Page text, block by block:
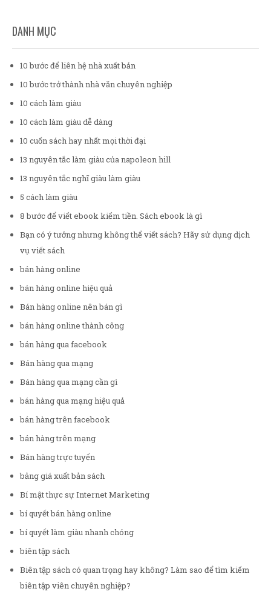
DANH MỤC
10 bước để liên hệ nhà xuất bản
10 bước trở thành nhà văn chuyên nghiệp
10 cách làm giàu
10 cách làm giàu dễ dàng
10 cuốn sách hay nhất mọi thời đại
13 nguyên tắc làm giàu của napoleon hill
13 nguyên tắc nghĩ giàu làm giàu
5 cách làm giàu
8 bước để viết ebook kiếm tiền. Sách ebook là gì
Bạn có ý tưởng nhưng không thể viết sách? Hãy sử dụng dịch
vụ viết sách
bán hàng online
bán hàng online hiệu quả
Bán hàng online nên bán gì
bán hàng online thành công
bán hàng qua facebook
Bán hàng qua mạng
Bán hàng qua mạng cần gì
bán hàng qua mạng hiệu quả
bán hàng trên facebook
bán hàng trên mạng
Bán hàng trực tuyến
bảng giá xuất bản sách
Bí mật thực sự Internet Marketing
bí quyết bán hàng online
bí quyết làm giàu nhanh chóng
biên tập sách
Biên tập sách có quan trọng hay không? Làm sao để tìm kiếm
biên tập viên chuyên nghiệp?